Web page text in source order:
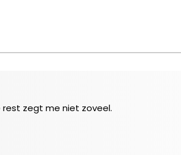
rest zegt me niet zoveel.